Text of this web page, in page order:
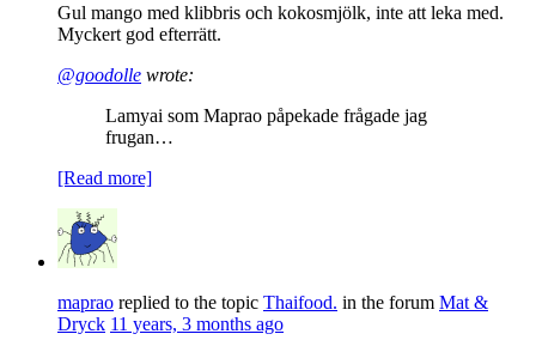
Gul mango med klibbris och kokosmjölk, inte att leka med.
Myckert god efterrätt.
@goodolle wrote:
Lamyai som Maprao påpekade frågade jag
frugan…
[Read more]
maprao replied to the topic Thaifood. in the forum Mat &
Dryck 11 years, 3 months ago